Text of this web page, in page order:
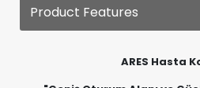
"Geniş Oturum Alanı ve
Gün Boyu
ARES Hasta Koltuğu; geniş